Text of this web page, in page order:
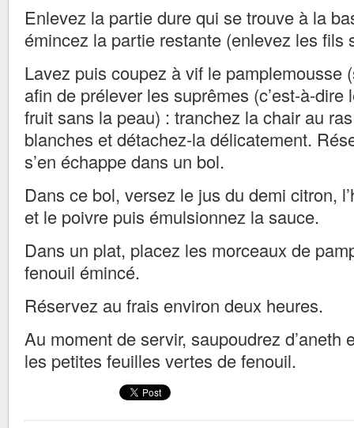
Enlevez la partie dure qui se trouve à la
émincez la partie restante (enlevez les fils
Lavez puis coupez à vif le pamplemousse
afin de prélever les suprêmes (c’est-à-dire
fruit sans la peau) : tranchez la chair au
blanches et détachez-la délicatement.
s’en échappe dans un bol.
Dans ce bol, versez le jus du demi citron,
et le poivre puis émulsionnez la sauce.
Dans un plat, placez les morceaux de
fenouil émincé.
Réservez au frais environ deux heures.
Au moment de servir, saupoudrez d’aneth
les petites feuilles vertes de fenouil.